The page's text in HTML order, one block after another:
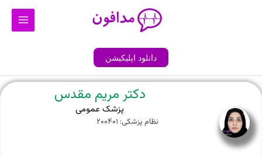
Main
دانلود اپلیکیشن
دکتر مریم مقدس
پزشک عمومی
نظام پزشکی: ۲۰۰۴۰۱